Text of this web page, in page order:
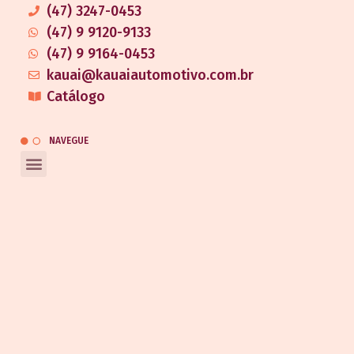
(47) 3247-0453
(47) 9 9120-9133
(47) 9 9164-0453
kauai@kauaiautomotivo.com.br
Catálogo
NAVEGUE